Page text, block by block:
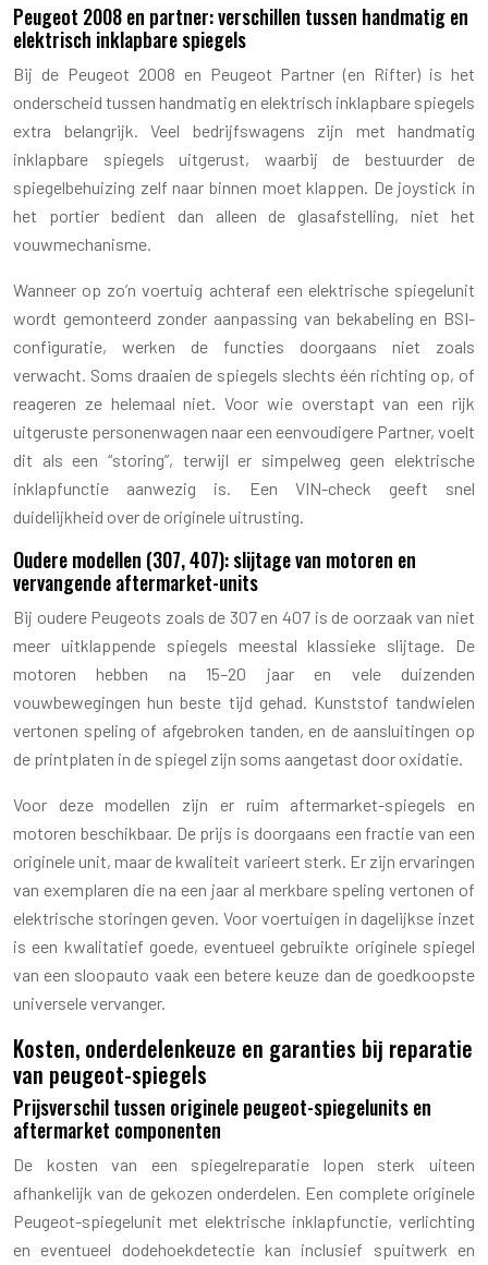
Peugeot 2008 en partner: verschillen tussen handmatig en
elektrisch inklapbare spiegels
Bij de Peugeot 2008 en Peugeot Partner (en Rifter) is het
onderscheid tussen handmatig en elektrisch inklapbare spiegels
extra belangrijk. Veel bedrijfswagens zijn met handmatig
inklapbare spiegels uitgerust, waarbij de bestuurder de
spiegelbehuizing zelf naar binnen moet klappen. De joystick in
het portier bedient dan alleen de glasafstelling, niet het
vouwmechanisme.
Wanneer op zo’n voertuig achteraf een elektrische spiegelunit
wordt gemonteerd zonder aanpassing van bekabeling en BSI-
configuratie, werken de functies doorgaans niet zoals
verwacht. Soms draaien de spiegels slechts één richting op, of
reageren ze helemaal niet. Voor wie overstapt van een rijk
uitgeruste personenwagen naar een eenvoudigere Partner, voelt
dit als een “storing”, terwijl er simpelweg geen elektrische
inklapfunctie aanwezig is. Een VIN-check geeft snel
duidelijkheid over de originele uitrusting.
Oudere modellen (307, 407): slijtage van motoren en
vervangende aftermarket-units
Bij oudere Peugeots zoals de 307 en 407 is de oorzaak van niet
meer uitklappende spiegels meestal klassieke slijtage. De
motoren hebben na 15–20 jaar en vele duizenden
vouwbewegingen hun beste tijd gehad. Kunststof tandwielen
vertonen speling of afgebroken tanden, en de aansluitingen op
de printplaten in de spiegel zijn soms aangetast door oxidatie.
Voor deze modellen zijn er ruim aftermarket-spiegels en
motoren beschikbaar. De prijs is doorgaans een fractie van een
originele unit, maar de kwaliteit varieert sterk. Er zijn ervaringen
van exemplaren die na een jaar al merkbare speling vertonen of
elektrische storingen geven. Voor voertuigen in dagelijkse inzet
is een kwalitatief goede, eventueel gebruikte originele spiegel
van een sloopauto vaak een betere keuze dan de goedkoopste
universele vervanger.
Kosten, onderdelenkeuze en garanties bij reparatie
van peugeot-spiegels
Prijsverschil tussen originele peugeot-spiegelunits en
aftermarket componenten
De kosten van een spiegelreparatie lopen sterk uiteen
afhankelijk van de gekozen onderdelen. Een complete originele
Peugeot-spiegelunit met elektrische inklapfunctie, verlichting
en eventueel dodehoekdetectie kan inclusief spuitwerk en